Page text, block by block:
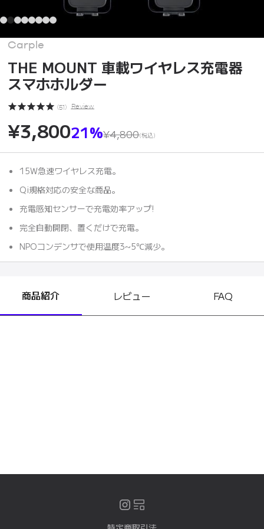
Carple
THE MOUNT 車載ワイヤレス充電器
スマホホルダー
(51 ) Review
¥3,80021%¥4,800(税込)
15W急速ワイヤレス充電。
Qi規格対応の安全な商品。
充電感知センサーで充電効率アップ!
完全自動開閉、置くだけで充電。
NPOコンデンサで使用温度3~5℃減少。
商品紹介 レビュー FAQ